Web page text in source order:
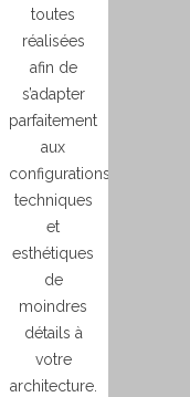
toutes
réalisées
afin de
s’adapter
parfaitement
aux
configurations
techniques
et
esthétiques
de
moindres
détails à
votre
architecture.